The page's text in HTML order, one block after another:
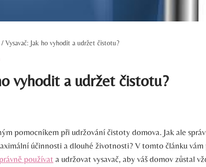
/ Vysavač: Jak ho vyhodit a udržet čistotu?
vyhodit a udržet čistotu?
pomocníkem při udržování čistoty domova. Jak ale
účinnosti a dlouhé životnosti? V tomto článku
používat a udržovat vysavač, aby váš domov zůstal